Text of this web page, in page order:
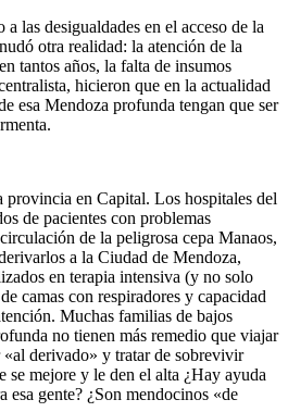
las desigualdades en el acceso de la
otra realidad: la atención de la
tantos años, la falta de insumos
hicieron que en la actualidad
esa Mendoza profunda tengan que ser
provincia en Capital. Los hospitales del
de pacientes con problemas
de la peligrosa cepa Manaos,
a la Ciudad de Mendoza,
en terapia intensiva (y no solo
camas con respiradores y capacidad
Muchas familias de bajos
no tienen más remedio que viajar
derivado» y tratar de sobrevivir
se mejore y le den el alta ¿Hay ayuda
gente? ¿Son mendocinos «de